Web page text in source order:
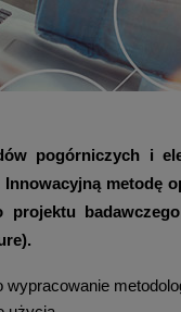
pogórniczych i
metodę
projektu